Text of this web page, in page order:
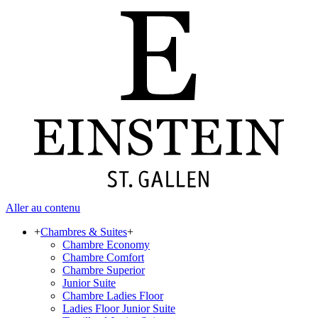
Aller au contenu
+Chambres & Suites+
Chambre Economy
Chambre Comfort
Chambre Superior
Junior Suite
Chambre Ladies Floor
Ladies Floor Junior Suite